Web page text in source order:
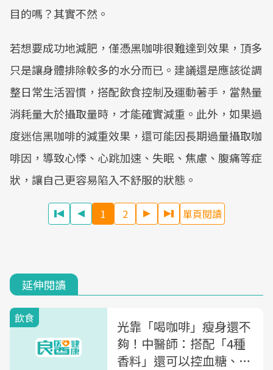
目的嗎？其實不然。
若想要成功地減肥，僅憑黑咖啡很難達到效果，頂多
只是讓身體排除較多的水分而已。建議還是應該從調
整日常生活習慣，搭配飲食控制及運動著手，當熱量
消耗量大於攝取量時，才能確實減重。此外，如果過
度迷信黑咖啡的減重效果，還可能因長期過量攝取咖
啡因，導致心悸、心跳加速、失眠、焦慮、腹痛等症
狀，讓自己更容易陷入不舒服的狀態。
1 2 單頁閱讀
延伸閱讀
飲食
光靠「喝咖啡」瘦身還不
夠！中醫師：搭配「4種
香料」還可以控血糖、促